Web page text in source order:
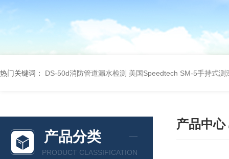
热门关键词： DS-50d消防管道漏水检测 美国Speedtech SM-5手持式测
产品分类
PRODUCT CLASSIFICATION
产品中心